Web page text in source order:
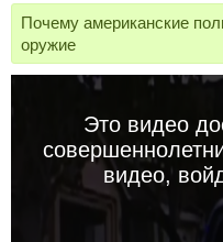
Почему американские
оружие
Это видео
видео,